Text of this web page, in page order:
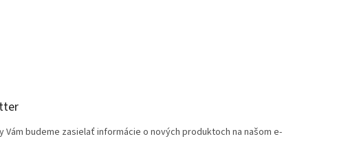
Vám budeme zasielať informácie o nových produktoch na našom e-